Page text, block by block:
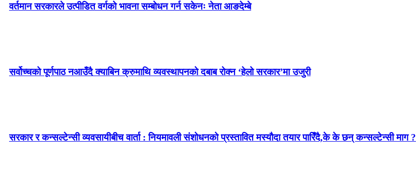
वर्तमान सरकारले उत्पीडित वर्गको भावना सम्बोधन गर्न सकेनः नेता आङदेम्बे
सर्वोच्चको पूर्णपाठ नआउँदै क्याबिन क्रुमाथि व्यवस्थापनको दबाब रोक्न ‘हेलो सरकार’मा उजुरी
सरकार र कन्सल्टेन्सी व्यवसायीबीच वार्ता : नियमावली संशोधनको प्रस्तावित मस्यौदा तयार पारिँदै,के के छन् कन्सल्टेन्सी माग ?